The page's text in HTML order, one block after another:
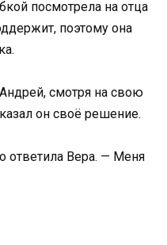
посмотрела на отца
поэтому она
смотря на свою
он своё решение.
ответила Вера. — Меня